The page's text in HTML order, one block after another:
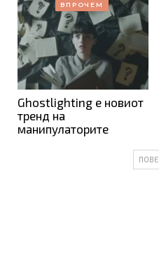
ВПРОЧЕМ
Ghostlighting е новиот
тренд на
манипулаторите